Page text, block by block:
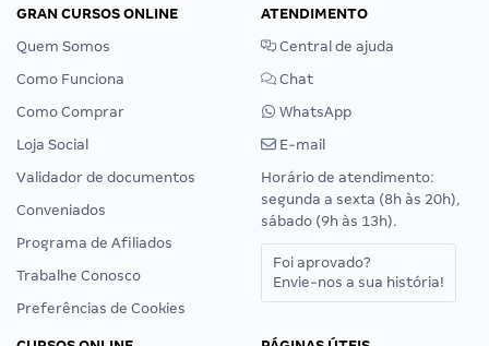
GRAN CURSOS ONLINE
Quem Somos
Como Funciona
Como Comprar
Loja Social
Validador de documentos
Conveniados
Programa de Afiliados
Trabalhe Conosco
Preferências de Cookies
ATENDIMENTO
Central de ajuda
Chat
WhatsApp
E-mail
Horário de atendimento:
segunda a sexta (8h às 20h),
sábado (9h às 13h).
Foi aprovado?
Envie-nos a sua história!